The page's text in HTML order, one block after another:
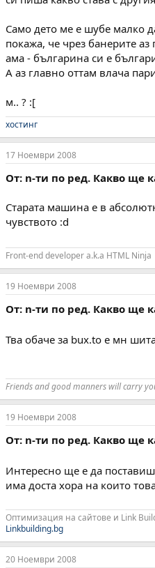
Само дето ме е шубе малко
покажа, че чрез банерите
ама - българина си е
А аз главно оттам влача
м.. ? :[
хостинг
17 Ноември 2008
От: n-ти по ред. Какво ще
Старата машина е в
чувството :d
Front-end developer a.k.a HTML Ninja
19 Ноември 2008
От: n-ти по ред. Какво ще
Тва обаче за bux.to е мн
Friends and good manners will carry
19 Ноември 2008
От: n-ти по ред. Какво ще
Интересно ще е да
има доста хора на които
Оптимизация на сайтове и Link
Linkbuilding.bg
20 Ноември 2008